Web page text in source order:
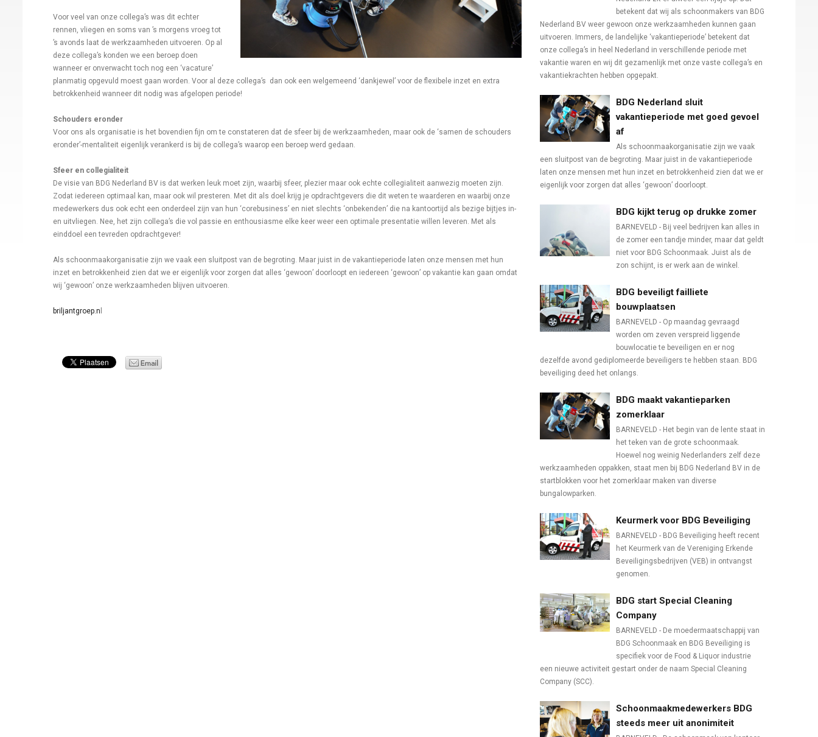
Voor veel van onze collega’s was dit echter
rennen, vliegen en soms van ’s morgens vroeg tot
’s avonds laat de werkzaamheden uitvoeren. Op al
deze collega’s konden we een beroep doen
wanneer er onverwacht toch nog een ‘vacature’
planmatig opgevuld moest gaan worden. Voor al deze collega’s dan ook een welgemeend ‘dankjewel’ voor de flexibele inzet en extra
betrokkenheid wanneer dit nodig was afgelopen periode!
Schouders eronder
Voor ons als organisatie is het bovendien fijn om te constateren dat de sfeer bij de werkzaamheden, maar ook de ‘samen de schouders
eronder’-mentaliteit eigenlijk verankerd is bij de collega’s waarop een beroep werd gedaan.
Sfeer en collegialiteit
De visie van BDG Nederland BV is dat werken leuk moet zijn, waarbij sfeer, plezier maar ook echte collegialiteit aanwezig moeten zijn.
Zodat iedereen optimaal kan, maar ook wil presteren. Met dit als doel krijg je opdrachtgevers die dit weten te waarderen en waarbij onze
medewerkers dus ook echt een onderdeel zijn van hun ‘corebusiness’ en niet slechts ‘onbekenden’ die na kantoortijd als bezige bijtjes in-
en uitvliegen. Nee, het zijn collega’s die vol passie en enthousiasme elke keer weer een optimale presentatie willen leveren. Met als
einddoel een tevreden opdrachtgever!
Als schoonmaakorganisatie zijn we vaak een sluitpost van de begroting. Maar juist in de vakantieperiode laten onze mensen met hun
inzet en betrokkenheid zien dat we er eigenlijk voor zorgen dat alles ‘gewoon’ doorloopt en iedereen ‘gewoon’ op vakantie kan gaan omdat
wij ‘gewoon’ onze werkzaamheden blijven uitvoeren.
briljantgroep.n
betekent dat wij als schoonmakers van BDG
Nederland BV weer gewoon onze werkzaamheden kunnen gaan
uitvoeren. Immers, de landelijke ‘vakantieperiode’ betekent dat
onze collega’s in heel Nederland in verschillende periode met
vakantie waren en wij dit gezamenlijk met onze vaste collega’s en
vakantiekrachten hebben opgepakt.
BDG Nederland sluit
vakantieperiode met goed gevoel
af
Als schoonmaakorganisatie zijn we vaak
een sluitpost van de begroting. Maar juist in de vakantieperiode
laten onze mensen met hun inzet en betrokkenheid zien dat we er
eigenlijk voor zorgen dat alles ‘gewoon’ doorloopt.
BDG kijkt terug op drukke zomer
BARNEVELD - Bij veel bedrijven kan alles in
de zomer een tandje minder, maar dat geldt
niet voor BDG Schoonmaak. Juist als de
zon schijnt, is er werk aan de winkel.
BDG beveiligt failliete
bouwplaatsen
BARNEVELD - Op maandag gevraagd
worden om zeven verspreid liggende
bouwlocatie te beveiligen en er nog
dezelfde avond gediplomeerde beveiligers te hebben staan. BDG
beveiliging deed het onlangs.
BDG maakt vakantieparken
zomerklaar
BARNEVELD - Het begin van de lente staat in
het teken van de grote schoonmaak.
Hoewel nog weinig Nederlanders zelf deze
werkzaamheden oppakken, staat men bij BDG Nederland BV in de
startblokken voor het zomerklaar maken van diverse
bungalowparken.
Keurmerk voor BDG Beveiliging
BARNEVELD - BDG Beveiliging heeft recent
het Keurmerk van de Vereniging Erkende
Beveiligingsbedrijven (VEB) in ontvangst
genomen.
BDG start Special Cleaning
Company
BARNEVELD - De moedermaatschappij van
BDG Schoonmaak en BDG Beveiliging is
specifiek voor de Food & Liquor industrie
een nieuwe activiteit gestart onder de naam Special Cleaning
Company (SCC).
Schoonmaakmedewerkers BDG
steeds meer uit anonimiteit